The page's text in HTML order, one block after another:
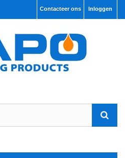
Inloggen
Contacteer ons